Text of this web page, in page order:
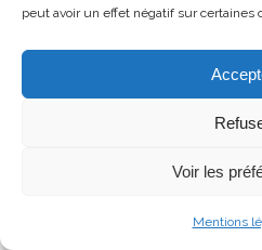
peut avoir un effet négatif sur certaines
Voir les
Mentions
Militaire même en dehors